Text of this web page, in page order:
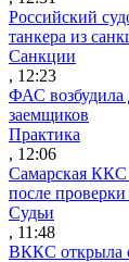
Российский
танкера из
Санкции
, 12:23
ФАС возбудила
заемщиков
Практика
, 12:06
Самарская ККС
после
Судьи
, 11:48
ВККС открыла